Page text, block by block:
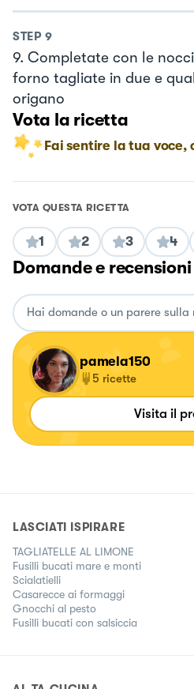
STEP 9
9. Completate con le
forno tagliate in due e
origano
Vota la ricetta
Fai sentire la tua voce,
VOTA QUESTA RICETTA
1 2 3 4
Domande e recensioni
pamela150
5 ricette
Visita il
LASCIATI ISPIRARE
TAGLIATELLE AL LIMONE
Fusilli bucati mare e monti
Scialatielli
Casarecce ai formaggi
Gnocchi al pesto
Fusilli bucati con salsiccia